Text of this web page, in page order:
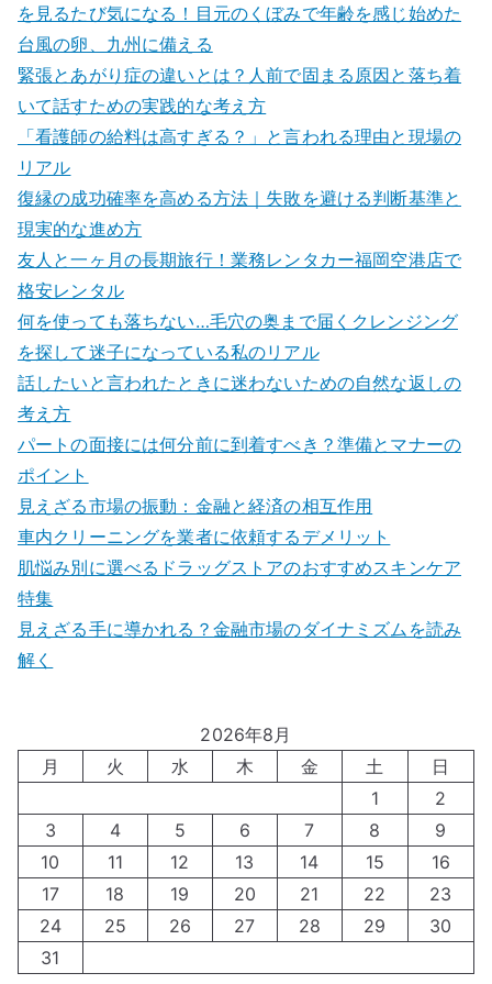
を見るたび気になる！目元のくぼみで年齢を感じ始めた
台風の卵、九州に備える
緊張とあがり症の違いとは？人前で固まる原因と落ち着
いて話すための実践的な考え方
「看護師の給料は高すぎる？」と言われる理由と現場の
リアル
復縁の成功確率を高める方法｜失敗を避ける判断基準と
現実的な進め方
友人と一ヶ月の長期旅行！業務レンタカー福岡空港店で
格安レンタル
何を使っても落ちない…毛穴の奥まで届くクレンジング
を探して迷子になっている私のリアル
話したいと言われたときに迷わないための自然な返しの
考え方
パートの面接には何分前に到着すべき？準備とマナーの
ポイント
見えざる市場の振動：金融と経済の相互作用
車内クリーニングを業者に依頼するデメリット
肌悩み別に選べるドラッグストアのおすすめスキンケア
特集
見えざる手に導かれる？金融市場のダイナミズムを読み
解く
2026年8月
月
火 水 木 金 土
日
1
2
3
4 5 6 7 8
9
10
11 12 13 14 15
16
17
18 19 20 21 22
23
24
25 26 27 28 29
30
31